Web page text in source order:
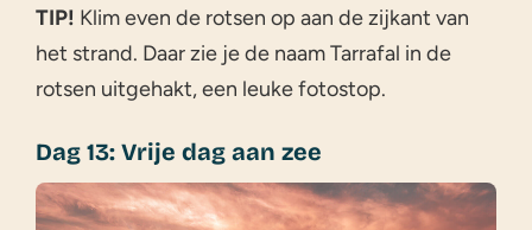
TIP! Klim even de rotsen op aan de zijkant van
het strand. Daar zie je de naam Tarrafal in de
rotsen uitgehakt, een leuke fotostop.
Dag 13: Vrije dag aan zee